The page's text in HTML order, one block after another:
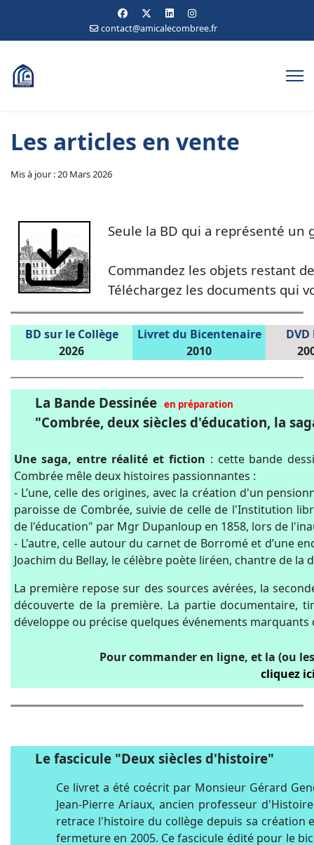
contact@amicalecombree.fr
Les articles en vente
Mis à jour : 20 Mars 2026
Seule la BD qui a représenté
Commandez les objets restant
Téléchargez les documents qui
BD sur le Collège
2026
Livret du Bicentenaire
2010
La Bande Dessinée en préparation
"Combrée, deux siècles d'éducation, la
Une saga, entre réalité et fiction : cette bande
Combrée mêle deux histoires passionnantes :
- L’une, celle des origines, avec la création d'un
paroisse de Combrée, suivie de celle de l'Institution
de l'éducation" par Mgr Dupanloup en 1858, lors de
- L'autre, celle autour du carnet de Borromé et d’une
Joachim du Bellay, le célèbre poète liréen, chantre de la
La première repose sur des sources avérées, la
découverte de la première. La partie documentaire,
développe ou précise quelques événements marquants
Pour commander en ligne, et la (ou
cliquez
Le fascicule "Deux siècles d'histoire"
Ce livret a été coécrit par Monsieur Gérard
Jean-Pierre Ariaux, ancien professeur
retrace l'histoire du collège depuis sa création
fermeture en 2005. Ce fascicule édité pour le